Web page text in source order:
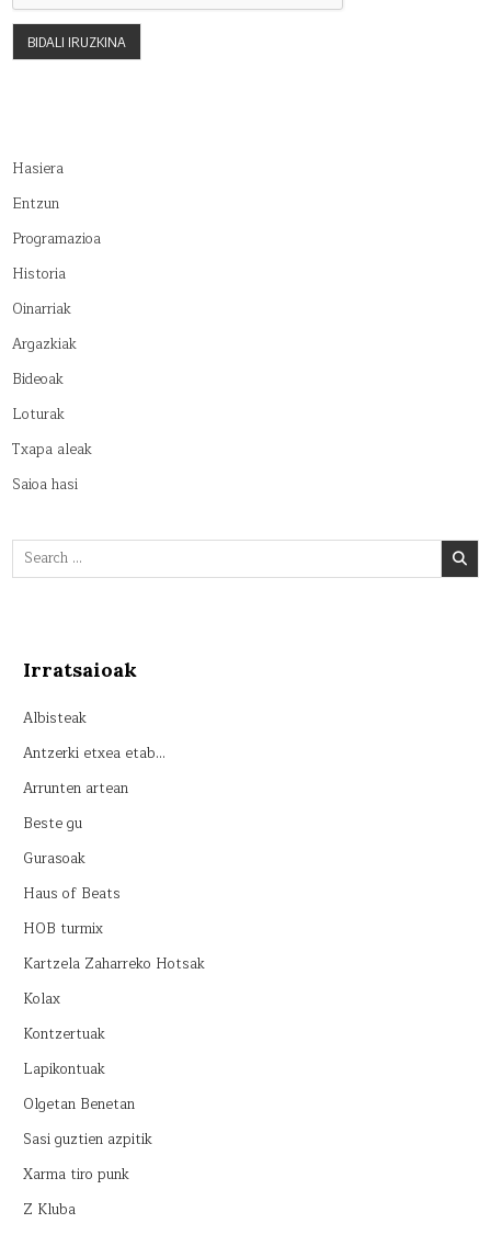
Hasiera
Entzun
Programazioa
Historia
Oinarriak
Argazkiak
Bideoak
Loturak
Txapa aleak
Saioa hasi
Search
for:
Irratsaioak
Albisteak
Antzerki etxea etab…
Arrunten artean
Beste gu
Gurasoak
Haus of Beats
HOB turmix
Kartzela Zaharreko Hotsak
Kolax
Kontzertuak
Lapikontuak
Olgetan Benetan
Sasi guztien azpitik
Xarma tiro punk
Z Kluba